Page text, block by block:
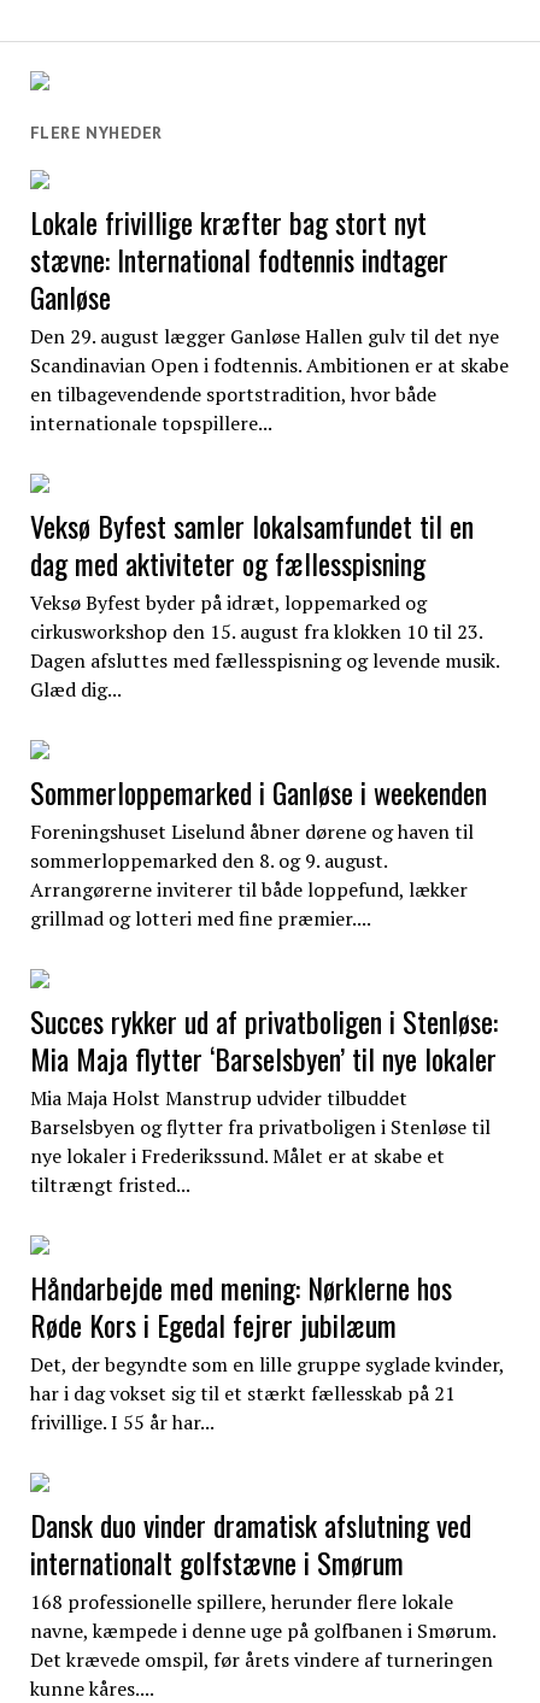
FLERE NYHEDER
Lokale frivillige kræfter bag stort nyt
stævne: International fodtennis indtager
Ganløse
Den 29. august lægger Ganløse Hallen gulv til det nye
Scandinavian Open i fodtennis. Ambitionen er at skabe
en tilbagevendende sportstradition, hvor både
internationale topspillere...
Veksø Byfest samler lokalsamfundet til en
dag med aktiviteter og fællesspisning
Veksø Byfest byder på idræt, loppemarked og
cirkusworkshop den 15. august fra klokken 10 til 23.
Dagen afsluttes med fællesspisning og levende musik.
Glæd dig...
Sommerloppemarked i Ganløse i weekenden
Foreningshuset Liselund åbner dørene og haven til
sommerloppemarked den 8. og 9. august.
Arrangørerne inviterer til både loppefund, lækker
grillmad og lotteri med fine præmier....
Succes rykker ud af privatboligen i Stenløse:
Mia Maja flytter ‘Barselsbyen’ til nye lokaler
Mia Maja Holst Manstrup udvider tilbuddet
Barselsbyen og flytter fra privatboligen i Stenløse til
nye lokaler i Frederikssund. Målet er at skabe et
tiltrængt fristed...
Håndarbejde med mening: Nørklerne hos
Røde Kors i Egedal fejrer jubilæum
Det, der begyndte som en lille gruppe syglade kvinder,
har i dag vokset sig til et stærkt fællesskab på 21
frivillige. I 55 år har...
Dansk duo vinder dramatisk afslutning ved
internationalt golfstævne i Smørum
168 professionelle spillere, herunder flere lokale
navne, kæmpede i denne uge på golfbanen i Smørum.
Det krævede omspil, før årets vindere af turneringen
kunne kåres....